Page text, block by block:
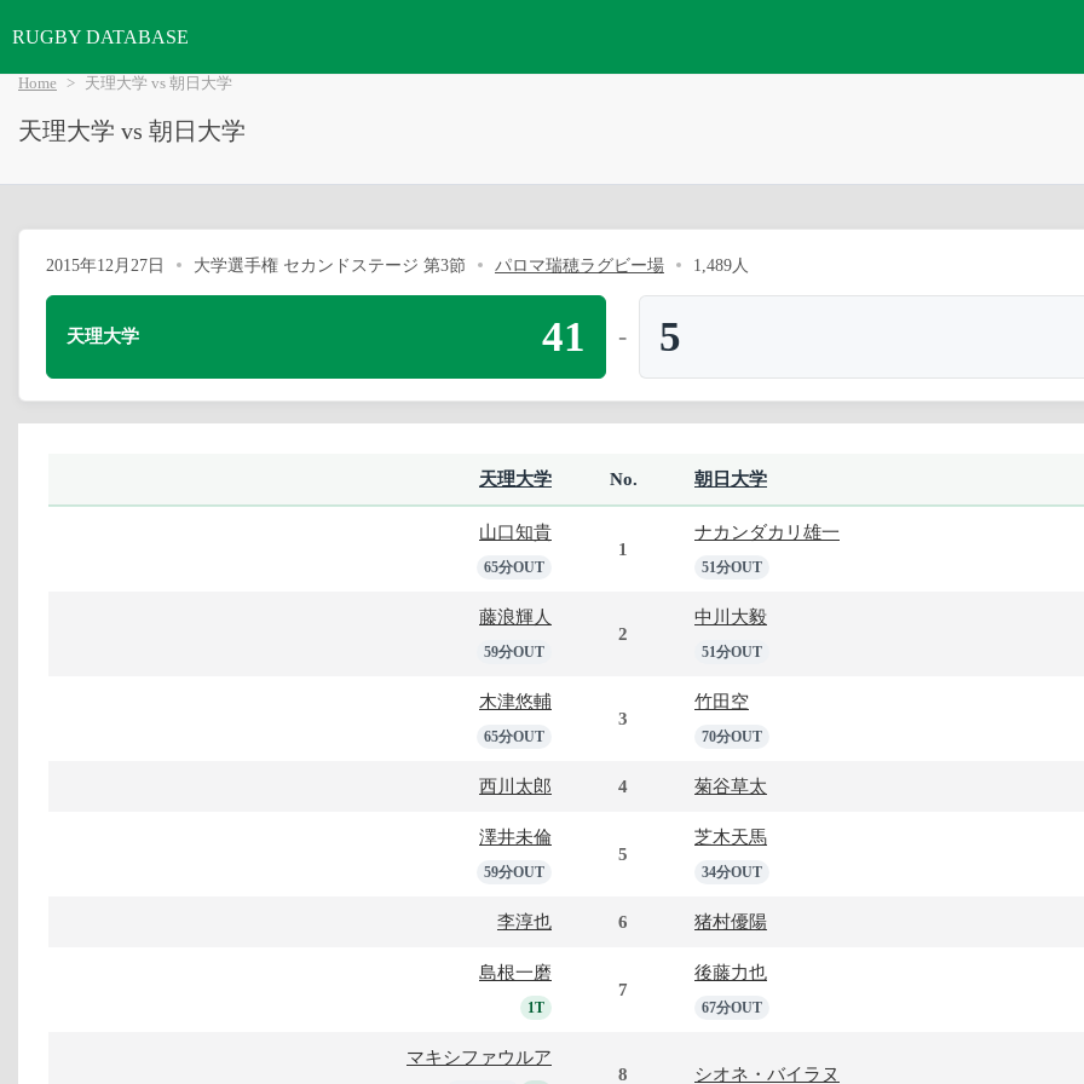
RUGBY DATABASE
Home 天理大学 vs 朝日大学
天理大学 vs 朝日大学
2015年12月27日 大学選手権 セカンドステージ 第3節 パロマ瑞穂ラグビー場 1,489人
天理大学 41 - 5
天理大学 No. 朝日大学
山口知貴
65分OUT
1
ナカンダカリ雄一
51分OUT
藤浪輝人
59分OUT
2
中川大毅
51分OUT
木津悠輔
65分OUT
3
竹田空
70分OUT
西川太郎 4 菊谷草太
澤井未倫
59分OUT
5
芝木天馬
34分OUT
李淳也 6 猪村優陽
島根一磨
1T
7
後藤力也
67分OUT
マキシファウルア
8 シオネ・バイラヌ